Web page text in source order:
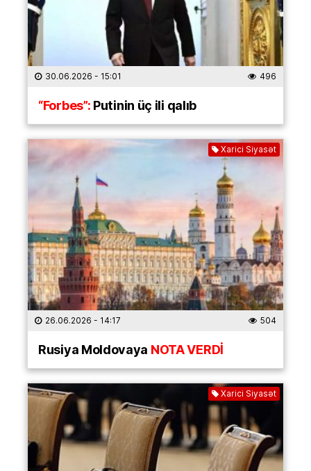
30.06.2026 - 15:01 496
“Forbes”:Putinin üç ili qalıb
Xarici Siyasət
26.06.2026 - 14:17 504
Rusiya Moldovaya NOTA VERDİ
Xarici Siyasət